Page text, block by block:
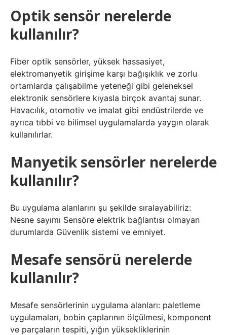
Optik sensör nerelerde
kullanılır?
Fiber optik sensörler, yüksek hassasiyet,
elektromanyetik girişime karşı bağışıklık ve zorlu
ortamlarda çalışabilme yeteneği gibi geleneksel
elektronik sensörlere kıyasla birçok avantaj sunar.
Havacılık, otomotiv ve imalat gibi endüstrilerde ve
ayrıca tıbbi ve bilimsel uygulamalarda yaygın olarak
kullanılırlar.
Manyetik sensörler nerelerde
kullanılır?
Bu uygulama alanlarını şu şekilde sıralayabiliriz:
Nesne sayımı Sensöre elektrik bağlantısı olmayan
durumlarda Güvenlik sistemi ve emniyet.
Mesafe sensörü nerelerde
kullanılır?
Mesafe sensörlerinin uygulama alanları: paletleme
uygulamaları, bobin çaplarının ölçülmesi, komponent
ve parçaların tespiti, yığın yüksekliklerinin